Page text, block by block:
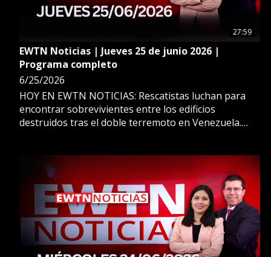
27:59
EWTN Noticias | Jueves 25 de junio 2026 |
Programa completo
6/25/2026
HOY EN EWTN NOTICIAS: Rescatistas luchan para
encontrar sobrevivientes entre los edificios
destruidos tras el doble terremoto en Venezuela.
EN EWTN NOTICIAS.